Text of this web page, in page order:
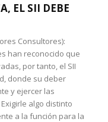
EL SII DEBE
Consultores):
han reconocido que
por tanto, el SII
donde su deber
y ejercer las
algo distinto
a la función para la